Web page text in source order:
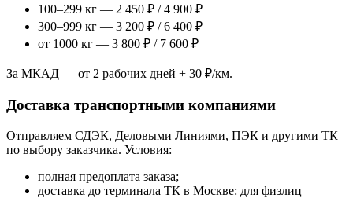
100–299 кг — 2 450 ₽ / 4 900 ₽
300–999 кг — 3 200 ₽ / 6 400 ₽
от 1000 кг — 3 800 ₽ / 7 600 ₽
За МКАД — от 2 рабочих дней + 30 ₽/км.
Доставка транспортными компаниями
Отправляем СДЭК, Деловыми Линиями, ПЭК и другими ТК
по выбору заказчика. Условия:
полная предоплата заказа;
доставка до терминала ТК в Москве: для физлиц —